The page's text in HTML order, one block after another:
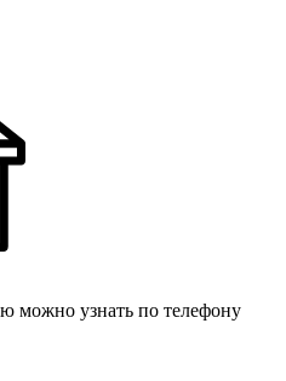
можно узнать по телефону